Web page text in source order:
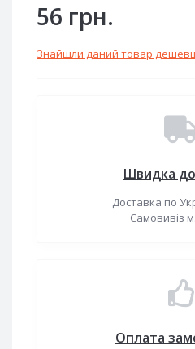
56 грн.
Знайшли даний товар
Швидка
Доставка по
Самовивіз
Оплата